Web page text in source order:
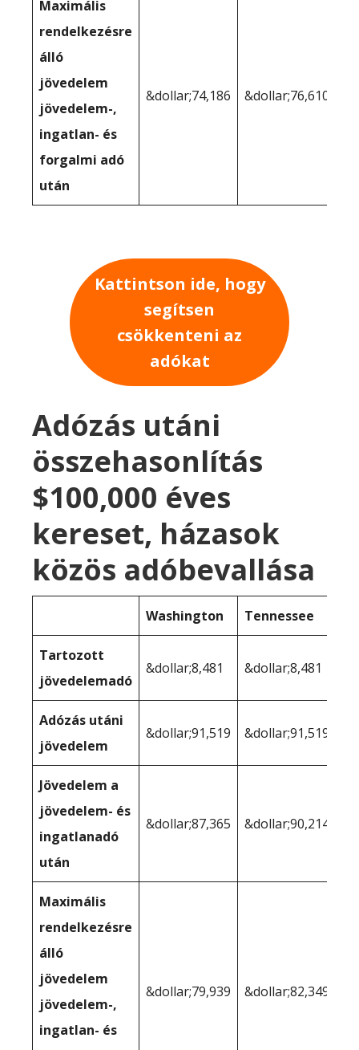
Maximális
rendelkezésre
álló
jövedelem
jövedelem-,
ingatlan- és
forgalmi adó
után
&dollar;74,186 &dollar;76,610
Kattintson ide, hogy
segítsen
csökkenteni az
adókat
Adózás utáni
összehasonlítás
$100,000 éves
kereset, házasok
közös adóbevallása
Washington Tennessee
Tartozott
jövedelemadó
&dollar;8,481 &dollar;8,481
Adózás utáni
jövedelem
&dollar;91,519 &dollar;91,519
Jövedelem a
jövedelem- és
ingatlanadó
után
&dollar;87,365 &dollar;90,214
Maximális
rendelkezésre
álló
jövedelem
jövedelem-,
ingatlan- és
&dollar;79,939 &dollar;82,349